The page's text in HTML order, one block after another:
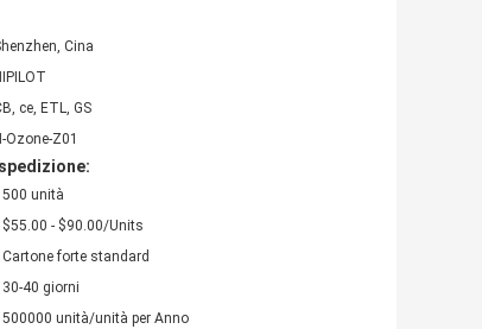
Cina
ce, ETL, GS
Ozone-Z01
500 unità
$55.00 - $90.00/Units
Cartone forte standard
30-40 giorni
500000 unità/unità per Anno